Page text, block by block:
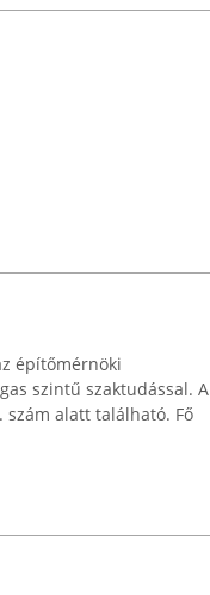
építőmérnöki
szintű szaktudással. A
szám alatt található. Fő